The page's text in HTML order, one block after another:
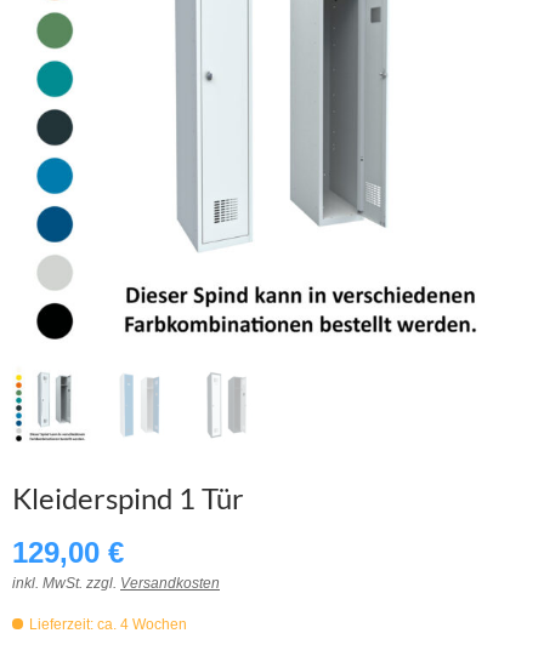
Kleiderspind 1 Tür
129,00 €
inkl. MwSt. zzgl. Versandkosten
Lieferzeit: ca. 4 Wochen